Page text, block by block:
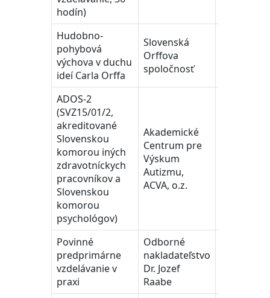
hodín)
Hudobno-
pohybová
výchova v duchu
ideí Carla Orffa
Slovenská
Orffova
spoločnosť
ADOS-2
(SVZ15/01/2,
akreditované
Slovenskou
komorou iných
zdravotníckych
pracovníkov a
Slovenskou
komorou
psychológov)
Akademické
Centrum pre
Výskum
Autizmu,
ACVA, o.z.
Povinné
predprimárne
vzdelávanie v
praxi
Odborné
nakladateľstvo
Dr. Jozef
Raabe